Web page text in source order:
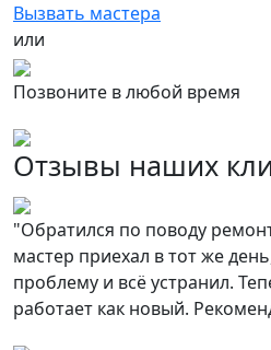
Вызвать мастера
или
Позвоните в любой время
Отзывы наших
"Обратился по поводу
мастер приехал в тот же
проблему и всё устранил.
работает как новый.